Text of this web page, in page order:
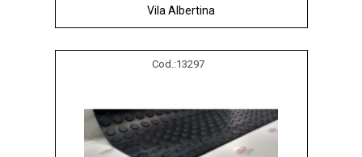
Vila Albertina
Cod.:13297